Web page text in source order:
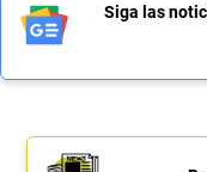
Siga las